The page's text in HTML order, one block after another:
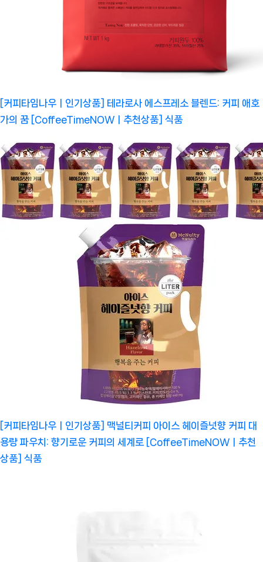
[커피타임나우ㅣ인기상품] 테라로사 에스프레소 블렌드: 커피 애호
가의 꿈 [CoffeeTimeNOWㅣ추천상품]
식품
[커피타임나우ㅣ인기상품] 맥널티커피 아이스 헤이즐넛향 커피 대
용량 파우치: 향기로운 커피의 세계로 [CoffeeTimeNOWㅣ추천
상품]
식품